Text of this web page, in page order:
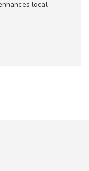
local